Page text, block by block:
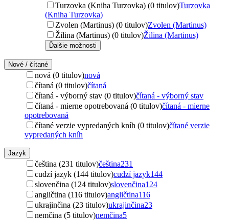
Turzovka (Kniha Turzovka) (0 titulov)Turzovka
(Kniha Turzovka)
Zvolen (Martinus) (0 titulov)Zvolen (Martinus)
Žilina (Martinus) (0 titulov)Žilina (Martinus)
Ďalšie možnosti
Nové / čítané
nová (0 titulov)nová
čítaná (0 titulov)čítaná
čítaná - výborný stav (0 titulov)čítaná - výborný stav
čítaná - mierne opotrebovaná (0 titulov)čítaná - mierne
opotrebovaná
čítané verzie vypredaných kníh (0 titulov)čítané verzie
vypredaných kníh
Jazyk
čeština (231 titulov)čeština231
cudzí jazyk (144 titulov)cudzí jazyk144
slovenčina (124 titulov)slovenčina124
angličtina (116 titulov)angličtina116
ukrajinčina (23 titulov)ukrajinčina23
nemčina (5 titulov)nemčina5